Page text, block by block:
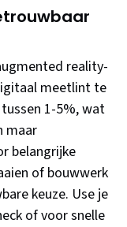
reality-
meetlint te
1-5%, wat
maar
belangrijke
of bouwwerk
keuze. Use je
of voor snelle